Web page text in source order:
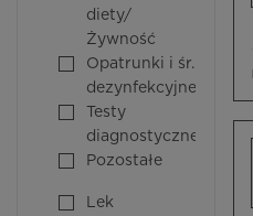
diety/
Żywność
Opatrunki i śr.
dezynfekcyjne
Testy
diagnostyczne
Pozostałe
Lek